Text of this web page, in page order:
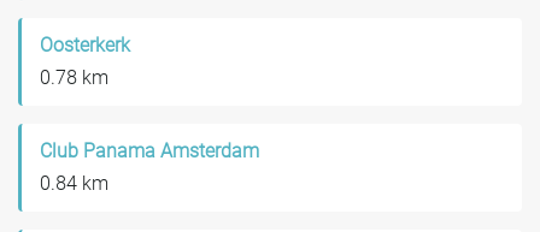
Oosterkerk
0.78 km
Club Panama Amsterdam
0.84 km